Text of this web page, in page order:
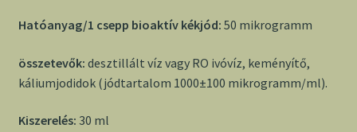
Hatóanyag/1 csepp bioaktív kékjód: 50 mikrogramm
összetevők: desztillált víz vagy RO ivóvíz, keményítő,
káliumjodidok (jódtartalom 1000±100 mikrogramm/ml).
Kiszerelés: 30 ml